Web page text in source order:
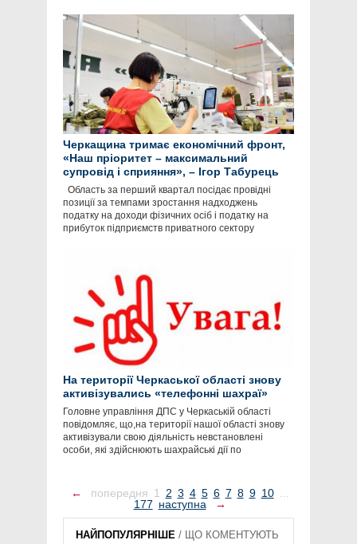
Черкащина тримає економічний фронт,
«Наш пріоритет – максимальний
супровід і сприяння», – Ігор Табурець
Область за перший квартал посідає провідні
позиції за темпами зростання надходжень
податку на доходи фізичних осіб і податку на
прибуток підприємств приватного сектору
На території Черкаської області знову
активізувались «телефонні шахраї»
Головне управління ДПС у Черкаській області
повідомляє, що,на території нашої області знову
активізували свою діяльність невстановлені
особи, які здійснюють шахрайські дії по
← попередня 1 2 3 4 5 6 7 8 9 10 ...
177 наступна →
НАЙПОПУЛЯРНІШЕ / ЩО КОМЕНТУЮТЬ